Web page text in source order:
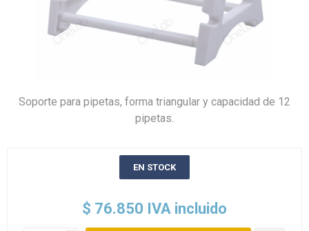
Soporte para pipetas, forma triangular y capacidad de 12
pipetas.
EN STOCK
$ 76.850 IVA incluido